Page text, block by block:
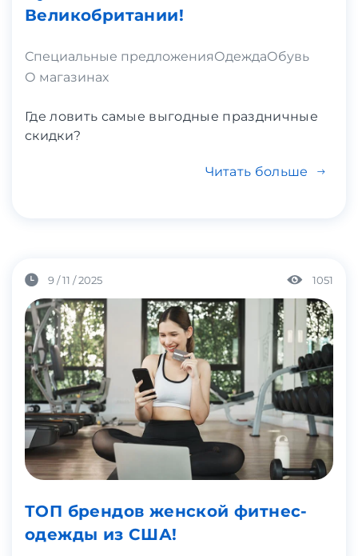
Великобритании!
Специальные предложенияОдеждаОбувь
О магазинах
Где ловить самые выгодные праздничные
скидки?
Читать больше
9 / 11 / 2025 1051
ТОП брендов женской фитнес-
одежды из США!